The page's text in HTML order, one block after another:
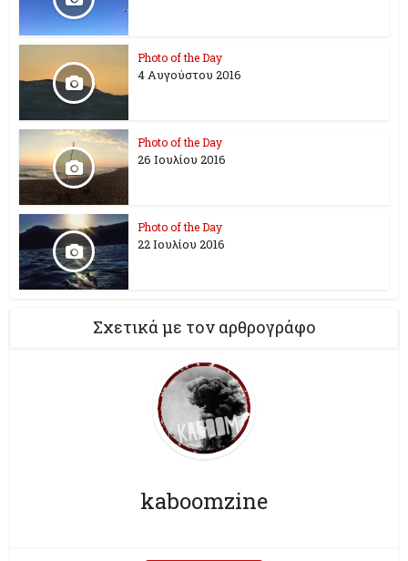
Photo of the Day
4 Αυγούστου 2016
Photo of the Day
26 Ioυλίου 2016
Photo of the Day
22 Ιουλίου 2016
Σχετικά με τον αρθρογράφο
kaboomzine